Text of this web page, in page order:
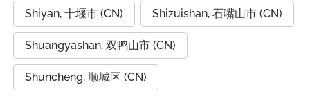
Shiyan, 十堰市 (CN) Shizuishan, 石嘴山市 (CN)
Shuangyashan, 双鸭山市 (CN)
Shuncheng, 顺城区 (CN)